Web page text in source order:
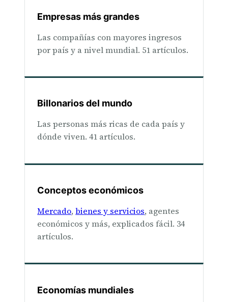
Empresas más grandes
Las compañías con mayores ingresos
por país y a nivel mundial. 51 artículos.
Billonarios del mundo
Las personas más ricas de cada país y
dónde viven. 41 artículos.
Conceptos económicos
Mercado,bienes y servicios, agentes
económicos y más, explicados fácil. 34
artículos.
Economías mundiales